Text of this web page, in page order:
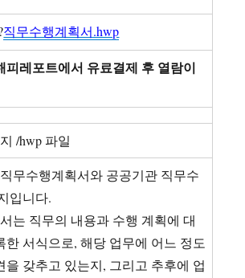
직무수행계획서.hwp
피레포트에서 유료결제 후 열람이
/hwp 파일
무수행계획서와 공공기관 직무수
입니다.
는 직무의 내용과 수행 계획에 대
한 서식으로, 해당 업무에 어느 정도
을 갖추고 있는지, 그리고 추후에 업